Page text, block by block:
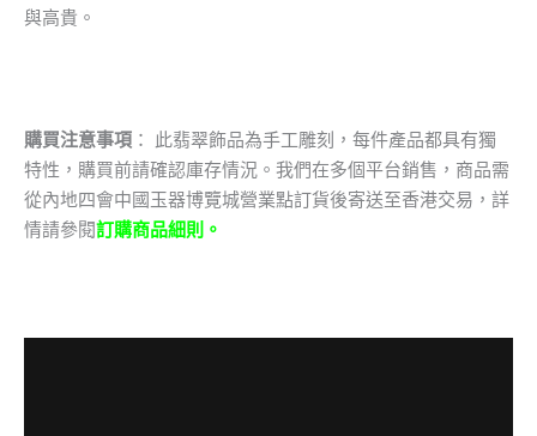
與高貴。
購買注意事項 ： 此翡翠飾品為手工雕刻，每件產品都具有獨
特性，購買前請確認庫存情況。我們在多個平台銷售，商品需
從內地四會中國玉器博覽城營業點訂貨後寄送至香港交易，詳
情請參閱訂購商品細則。